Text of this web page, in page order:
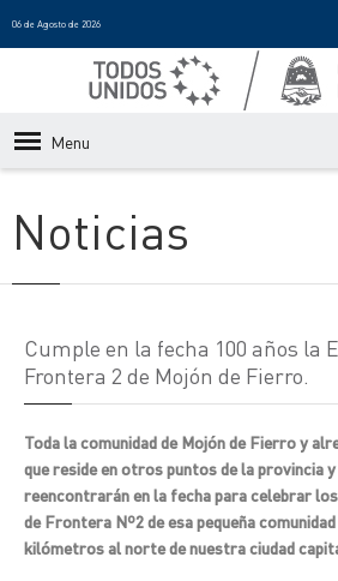
06 de Agosto de 2026
Menu
Noticias
Cumple en la fecha 100 años la
Frontera 2 de Mojón de Fierro.
Toda la comunidad de Mojón de Fierro y
que reside en otros puntos de la provincia y
reencontrarán en la fecha para celebrar
de Frontera Nº2 de esa pequeña
kilómetros al norte de nuestra ciudad